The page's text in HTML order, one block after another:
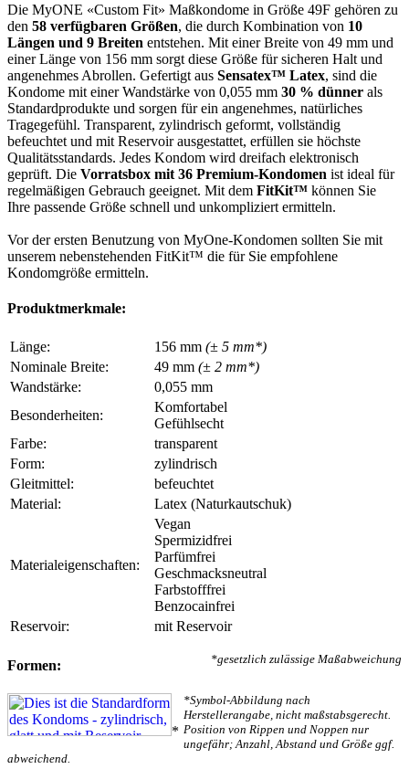
Die MyONE «Custom Fit» Maßkondome in Größe 49F gehören zu
den 58 verfügbaren Größen, die durch Kombination von 10
Längen und 9 Breiten entstehen. Mit einer Breite von 49 mm und
einer Länge von 156 mm sorgt diese Größe für sicheren Halt und
angenehmes Abrollen. Gefertigt aus Sensatex™ Latex, sind die
Kondome mit einer Wandstärke von 0,055 mm 30 % dünner als
Standardprodukte und sorgen für ein angenehmes, natürliches
Tragegefühl. Transparent, zylindrisch geformt, vollständig
befeuchtet und mit Reservoir ausgestattet, erfüllen sie höchste
Qualitätsstandards. Jedes Kondom wird dreifach elektronisch
geprüft. Die Vorratsbox mit 36 Premium-Kondomen ist ideal für
regelmäßigen Gebrauch geeignet. Mit dem FitKit™ können Sie
Ihre passende Größe schnell und unkompliziert ermitteln.
Vor der ersten Benutzung von MyOne-Kondomen sollten Sie mit
unserem nebenstehenden FitKit™ die für Sie empfohlene
Kondomgröße ermitteln.
Produktmerkmale:
Länge: 156 mm (± 5 mm*)
Nominale Breite:
49 mm (± 2 mm*)
Wandstärke:
0,055 mm
Besonderheiten:
Komfortabel
Gefühlsecht
Farbe:
transparent
Form:
zylindrisch
Gleitmittel:
befeuchtet
Material:
Latex (Naturkautschuk)
Materialeigenschaften:
Vegan
Spermizidfrei
Parfümfrei
Geschmacksneutral
Farbstofffrei
Benzocainfrei
Reservoir:
mit Reservoir
*gesetzlich zulässige Maßabweichung
Formen:
*
*Symbol-Abbildung nach
Herstellerangabe, nicht maßstabsgerecht.
Position von Rippen und Noppen nur
ungefähr; Anzahl, Abstand und Größe ggf.
abweichend.